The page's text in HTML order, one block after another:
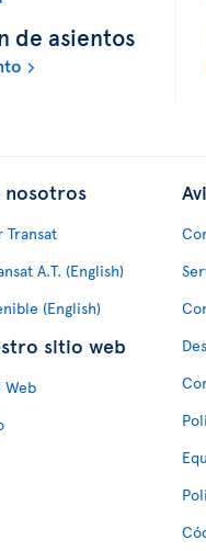
de asientos
nosotros
Transat
A.T. (English)
(English)
sitio web
Web